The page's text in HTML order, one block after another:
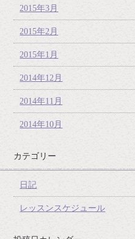
2015年3月
2015年2月
2015年1月
2014年12月
2014年11月
2014年10月
カテゴリー
日記
レッスンスケジュール